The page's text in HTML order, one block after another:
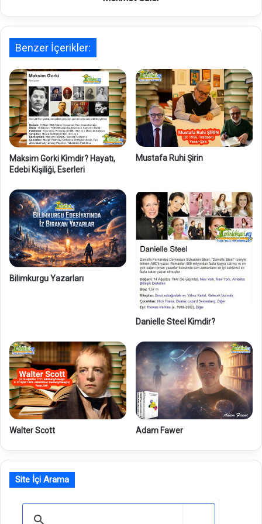
Benzer İçerikler:
Maksim Gorki Kimdir? Hayatı,
Edebi Kişiliği, Eserleri
Mustafa Ruhi Şirin
Bilimkurgu Yazarları
Danielle Steel Kimdir?
Walter Scott Adam Fawer
Site İçi Arama